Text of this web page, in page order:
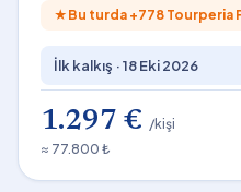
★ Bu turda +778 Tourperia
İlk kalkış ·18 Eki 2026
1.297 € /kişi
≈ 77.800 ₺